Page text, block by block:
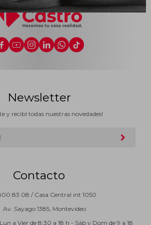
     
Contacto
83 08 / Casa Central int 1050
Av. Sayago 1385, Montevideo
a Vier de 8:30 a 18 h - Sáb y Dom de 9 a 18
Newsletter
y recibí todas nuestras novedades!